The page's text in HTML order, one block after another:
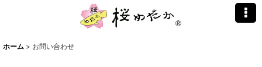
ホーム > お問い合わせ